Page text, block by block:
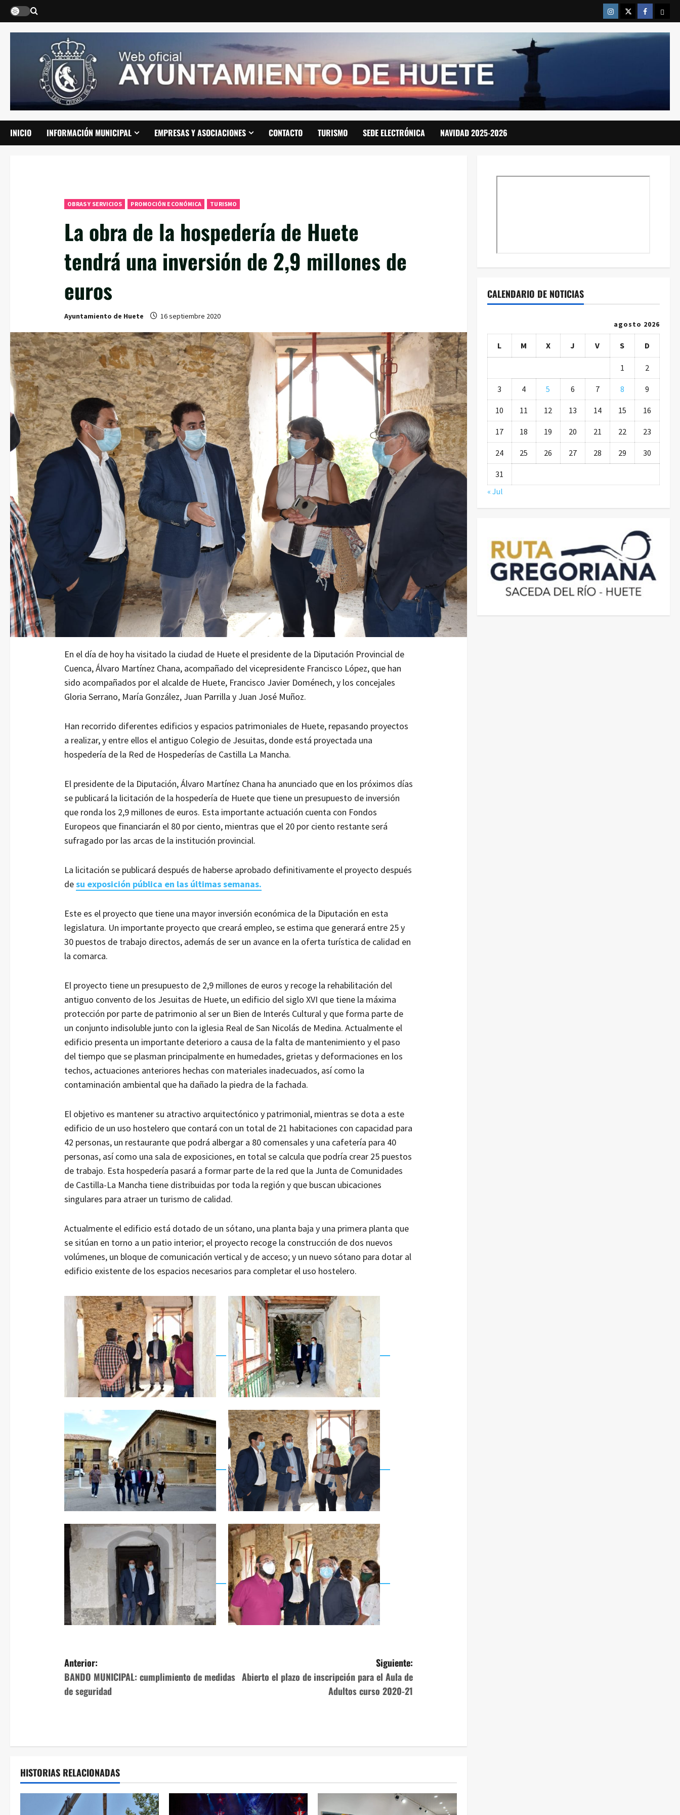
Saltar
contenido
Instragram
TwitterFacebook
INICIO INFORMACIÓN MUNICIPAL EMPRESAS Y ASOCIACIONES CONTACTO TURISMO SEDE ELECTRÓNICA NAVIDAD 2025-2026
OBRAS Y SERVICIOS PROMOCIÓN ECONÓMICA TURISMO
La obra de la hospedería de Huete
tendrá una inversión de 2,9 millones de
euros
Ayuntamiento de Huete 16 septiembre 2020
En el día de hoy ha visitado la ciudad de Huete el presidente de la Diputación Provincial de
Cuenca, Álvaro Martínez Chana, acompañado del vicepresidente Francisco López, que han
sido acompañados por el alcalde de Huete, Francisco Javier Doménech, y los concejales
Gloria Serrano, María González, Juan Parrilla y Juan José Muñoz.
Han recorrido diferentes edificios y espacios patrimoniales de Huete, repasando proyectos
a realizar, y entre ellos el antiguo Colegio de Jesuitas, donde está proyectada una
hospedería de la Red de Hospederías de Castilla La Mancha.
El presidente de la Diputación, Álvaro Martínez Chana ha anunciado que en los próximos días
se publicará la licitación de la hospedería de Huete que tiene un presupuesto de inversión
que ronda los 2,9 millones de euros. Esta importante actuación cuenta con Fondos
Europeos que financiarán el 80 por ciento, mientras que el 20 por ciento restante será
sufragado por las arcas de la institución provincial.
La licitación se publicará después de haberse aprobado definitivamente el proyecto después
desu exposición pública en las últimas semanas.
Este es el proyecto que tiene una mayor inversión económica de la Diputación en esta
legislatura. Un importante proyecto que creará empleo, se estima que generará entre 25 y
30 puestos de trabajo directos, además de ser un avance en la oferta turística de calidad en
la comarca.
El proyecto tiene un presupuesto de 2,9 millones de euros y recoge la rehabilitación del
antiguo convento de los Jesuitas de Huete, un edificio del siglo XVI que tiene la máxima
protección por parte de patrimonio al ser un Bien de Interés Cultural y que forma parte de
un conjunto indisoluble junto con la iglesia Real de San Nicolás de Medina. Actualmente el
edificio presenta un importante deterioro a causa de la falta de mantenimiento y el paso
del tiempo que se plasman principalmente en humedades, grietas y deformaciones en los
techos, actuaciones anteriores hechas con materiales inadecuados, así como la
contaminación ambiental que ha dañado la piedra de la fachada.
El objetivo es mantener su atractivo arquitectónico y patrimonial, mientras se dota a este
edificio de un uso hostelero que contará con un total de 21 habitaciones con capacidad para
42 personas, un restaurante que podrá albergar a 80 comensales y una cafetería para 40
personas, así como una sala de exposiciones, en total se calcula que podría crear 25 puestos
de trabajo. Esta hospedería pasará a formar parte de la red que la Junta de Comunidades
de Castilla-La Mancha tiene distribuidas por toda la región y que buscan ubicaciones
singulares para atraer un turismo de calidad.
Actualmente el edificio está dotado de un sótano, una planta baja y una primera planta que
se sitúan en torno a un patio interior; el proyecto recoge la construcción de dos nuevos
volúmenes, un bloque de comunicación vertical y de acceso; y un nuevo sótano para dotar al
edificio existente de los espacios necesarios para completar el uso hostelero.
N
a
g
a
c
Anterior:
BANDO MUNICIPAL: cumplimiento de medidas
de seguridad
Siguiente:
Abierto el plazo de inscripción para el Aula de
Adultos curso 2020-21
HISTORIAS RELACIONADAS
CALENDARIO DE NOTICIAS
agosto 2026
L M X J V S D
1 2
3 4 5 6 7 8 9
10 11 12 13 14 15 16
17 18 19 20 21 22 23
24 25 26 27 28 29 30
31
« Jul